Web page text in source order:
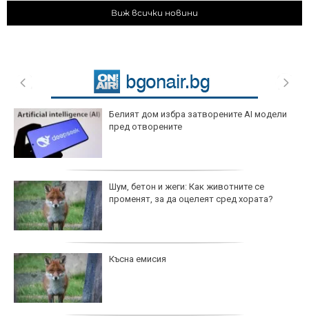
Виж всички новини
Белият дом избра затворените AI модели
пред отворените
Шум, бетон и жеги: Как животните се
променят, за да оцелеят сред хората?
Късна емисия